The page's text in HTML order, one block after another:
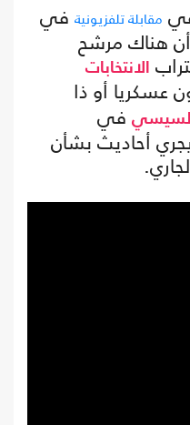
مقابلة تلفزيونية في
أن هناك مرشح
الانتخابات
عسكريا أو ذا
السيسي في
يجري أحاديث بشأن